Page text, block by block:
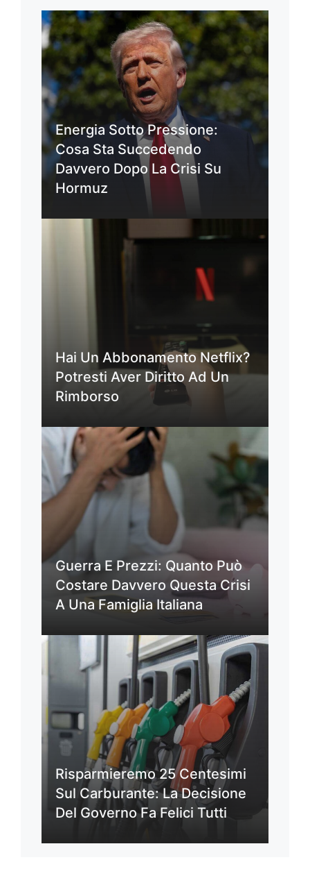
Energia Sotto Pressione:
Cosa Sta Succedendo
Davvero Dopo La Crisi Su
Hormuz
Hai Un Abbonamento Netflix?
Potresti Aver Diritto Ad Un
Rimborso
Guerra E Prezzi: Quanto Può
Costare Davvero Questa Crisi
A Una Famiglia Italiana
Risparmieremo 25 Centesimi
Sul Carburante: La Decisione
Del Governo Fa Felici Tutti